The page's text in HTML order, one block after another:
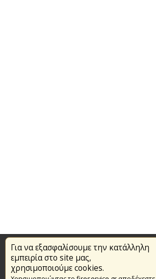
Για να εξασφαλίσουμε την κατάλληλη
εμπειρία στο site μας,
χρησιμοποιούμε cookies.
Επικαιρότητα
Το Πυροσβεστικό Σώμα